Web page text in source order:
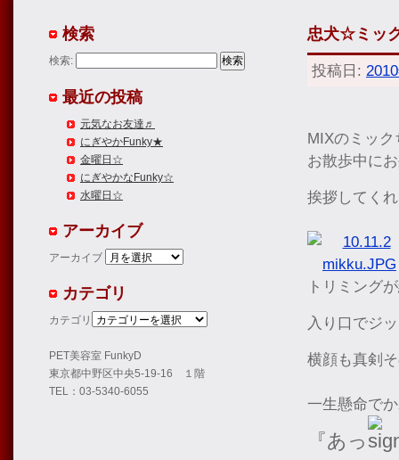
忠犬☆ミッ
投稿日:
MIXのミッ
お散歩中に
挨拶してく
トリミング
入り口でジ
横顔も真剣
一生懸命で
『あっ
検索
検索:
最近の投稿
元気なお友達♬
にぎやかFunky★
金曜日☆
にぎやかなFunky☆
水曜日☆
アーカイブ
アーカイブ
カテゴリ
カテゴリ
PET美容室 FunkyD
東京都中野区中央5-19-16 １階
TEL：03-5340-6055